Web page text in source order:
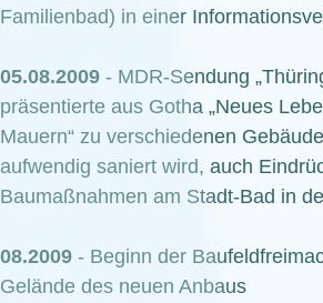
Familienbad) in einer
05.08.2009 - MDR-Sendung
präsentierte aus Gotha „Neues
Mauern“ zu verschiedenen
aufwendig saniert wird, auch
Baumaßnahmen am Stadt-Bad in
08.2009 - Beginn der
Gelände des neuen Anbaus